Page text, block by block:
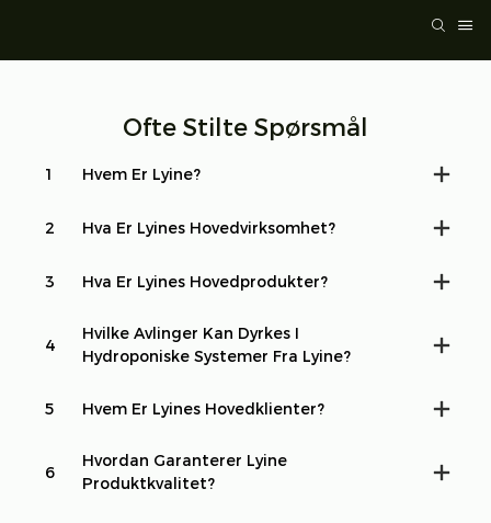
Ofte Stilte Spørsmål
1 Hvem Er Lyine?
2 Hva Er Lyines Hovedvirksomhet?
3 Hva Er Lyines Hovedprodukter?
4
Hvilke Avlinger Kan Dyrkes I
Hydroponiske Systemer Fra Lyine?
5 Hvem Er Lyines Hovedklienter?
6
Hvordan Garanterer Lyine
Produktkvalitet?